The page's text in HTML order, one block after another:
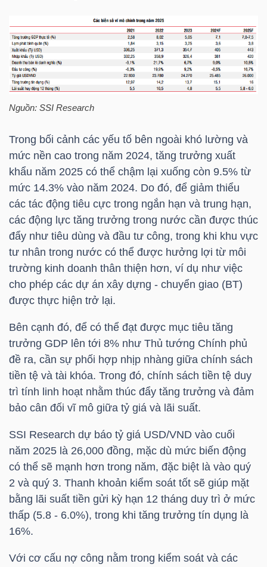
Nguồn: SSI Research
Trong bối cảnh các yếu tố bên ngoài khó lường và
mức nền cao trong năm 2024, tăng trưởng xuất
khẩu năm 2025 có thể chậm lại xuống còn 9.5% từ
mức 14.3% vào năm 2024. Do đó, để giảm thiểu
các tác động tiêu cực trong ngắn hạn và trung hạn,
các động lực tăng trưởng trong nước cần được thúc
đẩy như tiêu dùng và đầu tư công, trong khi khu vực
tư nhân trong nước có thể được hưởng lợi từ môi
trường kinh doanh thân thiện hơn, ví dụ như việc
cho phép các dự án xây dựng - chuyển giao (BT)
được thực hiện trở lại.
Bên cạnh đó, để có thể đạt được mục tiêu tăng
trưởng GDP lên tới 8% như Thủ tướng Chính phủ
đề ra, cần sự phối hợp nhịp nhàng giữa chính sách
tiền tệ và tài khóa. Trong đó, chính sách tiền tệ duy
trì tính linh hoạt nhằm thúc đẩy tăng trưởng và đảm
bảo cân đối vĩ mô giữa tỷ giá và lãi suất.
SSI Research dự báo tỷ giá USD/VND vào cuối
năm 2025 là 26,000 đồng, mặc dù mức biến động
có thể sẽ mạnh hơn trong năm, đặc biệt là vào quý
2 và quý 3. Thanh khoản kiểm soát tốt sẽ giúp mặt
bằng lãi suất tiền gửi kỳ hạn 12 tháng duy trì ở mức
thấp (5.8 - 6.0%), trong khi tăng trưởng tín dụng là
16%.
Với cơ cấu nợ công nằm trong kiểm soát và các
VĨ
MÔ
DOANH
NGHIỆP
PHÁI
TRÁI
PHIẾU
CỤ
ĐẦU
TƯ